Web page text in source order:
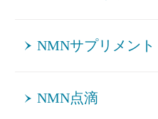
NMNサプリメント
NMN点滴